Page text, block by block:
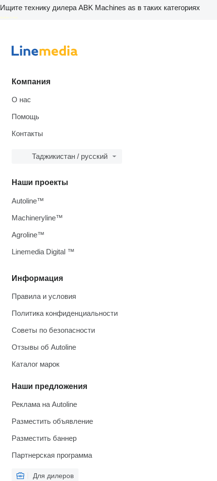
Ищите технику дилера ABK Machines as в таких категориях
disallow-in-dsa
Компания
О нас
Помощь
Контакты
Таджикистан / русский
Информация
Правила и условия
Политика конфиденциальности
Советы по безопасности
Отзывы об Autoline
Каталог марок
Наши предложения
Реклама на Autoline
Разместить объявление
Разместить баннер
Партнерская программа
Для дилеров
Наши проекты
Autoline™
Machineryline™
Agroline™
Linemedia Digital ™